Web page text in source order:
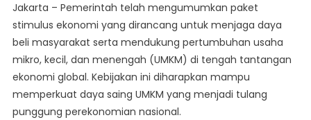
Luncurkan
Paket
Stimulus
Ekonomi
Untuk
Dukung
Daya
Jakarta – Pemerintah telah mengumumkan paket
stimulus ekonomi yang dirancang untuk menjaga daya
beli masyarakat serta mendukung pertumbuhan usaha
mikro, kecil, dan menengah (UMKM) di tengah tantangan
ekonomi global. Kebijakan ini diharapkan mampu
memperkuat daya saing UMKM yang menjadi tulang
punggung perekonomian nasional.